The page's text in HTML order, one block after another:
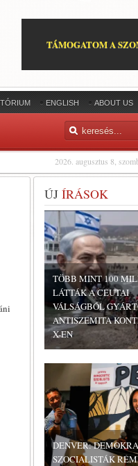
TÁMOGATOM A
ENGLISH ABOUT US
2026. augusztus 8,
ÚJ ÍRÁSOK
TÖBB MINT 100
LÁTTÁK A CEUTAI
VÁLSÁGBÓL
ANTISZEMITA
X-EN
DENVER:
SZOCIALISTÁK